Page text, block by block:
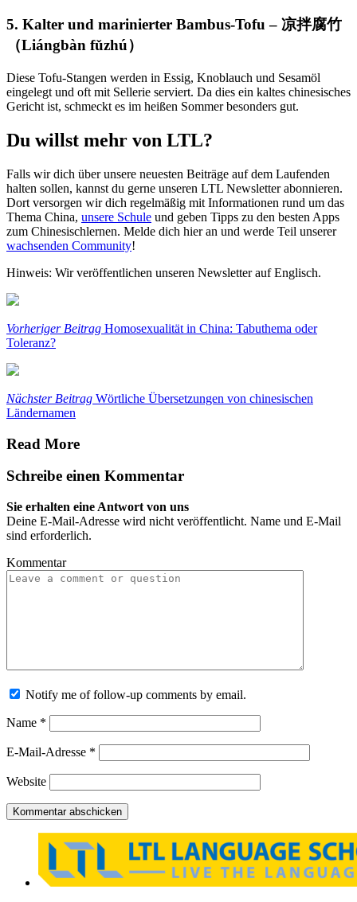
5. Kalter und marinierter Bambus-Tofu – 凉拌腐竹
（Liángbàn fǔzhú）
Diese Tofu-Stangen werden in Essig, Knoblauch und Sesamöl
eingelegt und oft mit Sellerie serviert. Da dies ein kaltes chinesisches
Gericht ist, schmeckt es im heißen Sommer besonders gut.
Du willst mehr von LTL?
Falls wir dich über unsere neuesten Beiträge auf dem Laufenden
halten sollen, kannst du gerne unseren LTL Newsletter abonnieren.
Dort versorgen wir dich regelmäßig mit Informationen rund um das
Thema China, unsere Schule und geben Tipps zu den besten Apps
zum Chinesischlernen. Melde dich hier an und werde Teil unserer
wachsenden Community!
Hinweis: Wir veröffentlichen unseren Newsletter auf Englisch.
Vorheriger Beitrag Homosexualität in China: Tabuthema oder
Toleranz?
Nächster Beitrag Wörtliche Übersetzungen von chinesischen
Ländernamen
Read More
Schreibe einen Kommentar
Sie erhalten eine Antwort von uns
Deine E-Mail-Adresse wird nicht veröffentlicht. Name und E-Mail
sind erforderlich.
Kommentar
Notify me of follow-up comments by email.
Name *
E-Mail-Adresse *
Website